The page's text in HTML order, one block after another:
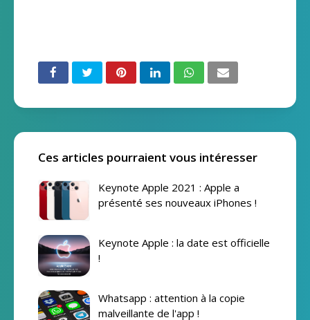
Ces articles pourraient vous intéresser
Keynote Apple 2021 : Apple a
présenté ses nouveaux iPhones !
Keynote Apple : la date est officielle
!
Whatsapp : attention à la copie
malveillante de l'app !